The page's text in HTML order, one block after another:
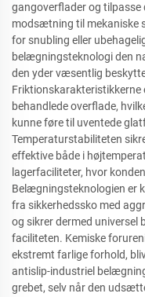
gangoverflader og tilpasse
modsætning til mekaniske
for snubling eller
belægningsteknologi den
den yder væsentlig
Friktionskarakteristikkerne
behandlede overflade,
kunne føre til uventede
Temperaturstabiliteten
effektive både i
lagerfaciliteter, hvor
Belægningsteknologien er
fra sikkerhedssko med
og sikrer dermed universel
faciliteten. Kemiske
ekstremt farlige forhold,
antislip-industriel
grebet, selv når den